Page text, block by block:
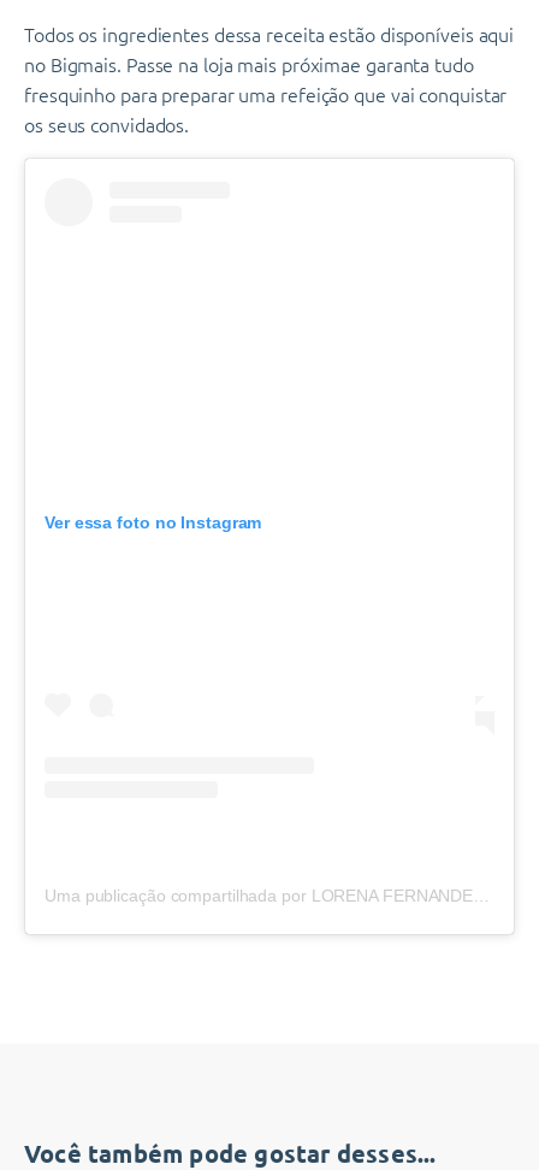
Todos os ingredientes dessa receita estão disponíveis aqui
no Bigmais. Passe na loja mais próximae garanta tudo
fresquinho para preparar uma refeição que vai conquistar
os seus convidados.
Ver essa foto no Instagram
Você também pode gostar desses...